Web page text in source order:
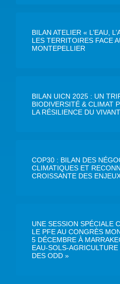
BILAN ATELIER « L’EAU,
LES TERRITOIRES FACE
MONTEPELLIER
BILAN UICN 2025 : UN
BIODIVERSITÉ & CLIMAT
LA RÉSILIENCE DU VIVANT
COP30 : BILAN DES
CLIMATIQUES ET
CROISSANTE DES
UNE SESSION SPÉCIALE
LE PFE AU CONGRÈS
5 DÉCEMBRE À
EAU-SOLS-AGRICULTURE
DES ODD »